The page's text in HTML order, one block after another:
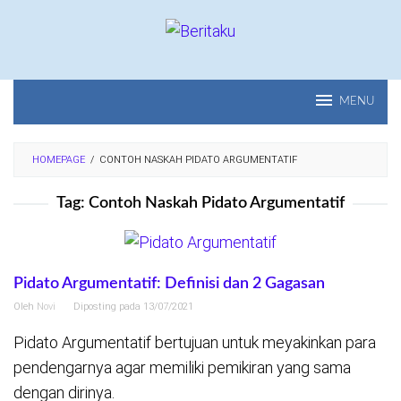
MENU
HOMEPAGE / CONTOH NASKAH PIDATO ARGUMENTATIF
Tag: Contoh Naskah Pidato Argumentatif
Pidato Argumentatif: Definisi dan 2 Gagasan
Oleh Novi Diposting pada 13/07/2021
Pidato Argumentatif bertujuan untuk meyakinkan para
pendengarnya agar memiliki pemikiran yang sama
dengan dirinya.